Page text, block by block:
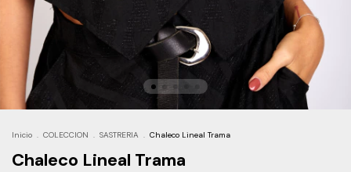
Inicio . COLECCION . SASTRERIA . Chaleco Lineal Trama
Chaleco Lineal Trama